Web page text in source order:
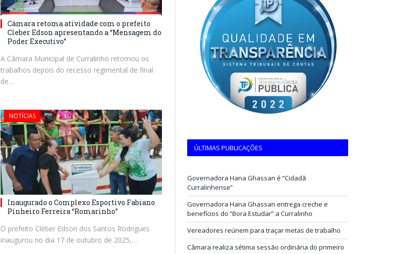
Câmara retoma atividade com o prefeito
Cleber Edson apresentando a “Mensagem do
Poder Executivo”
A Câmara Municipal de Curralinho retomou os
trabalhos depois do recesso regimental de final
de…
NOTÍCIAS
Inaugurado o Complexo Esportivo Fabiano
Pinheiro Ferreira “Romarinho”
O prefeito Cléber Edson dos Santos Rodrigues
inaugurou no dia 17 de outubro de 2025,…
ÚLTIMAS PUBLICAÇÕES
Governadora Hana Ghassan é “Cidadã
Curralinhense”
Governadora Hana Ghassan entrega creche e
benefícios do “Bora Estudar” a Curralinho
Vereadores reúnem para traçar metas de trabalho
Câmara realiza sétima sessão ordinária do primeiro